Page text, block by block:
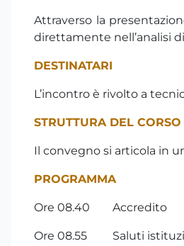
Attraverso la
direttamente nell’analisi
DESTINATARI
L’incontro è rivolto a
STRUTTURA DEL CORSO
Il convegno si articola in
PROGRAMMA
Ore 08.40 Accredito
Ore 08.55 Saluti